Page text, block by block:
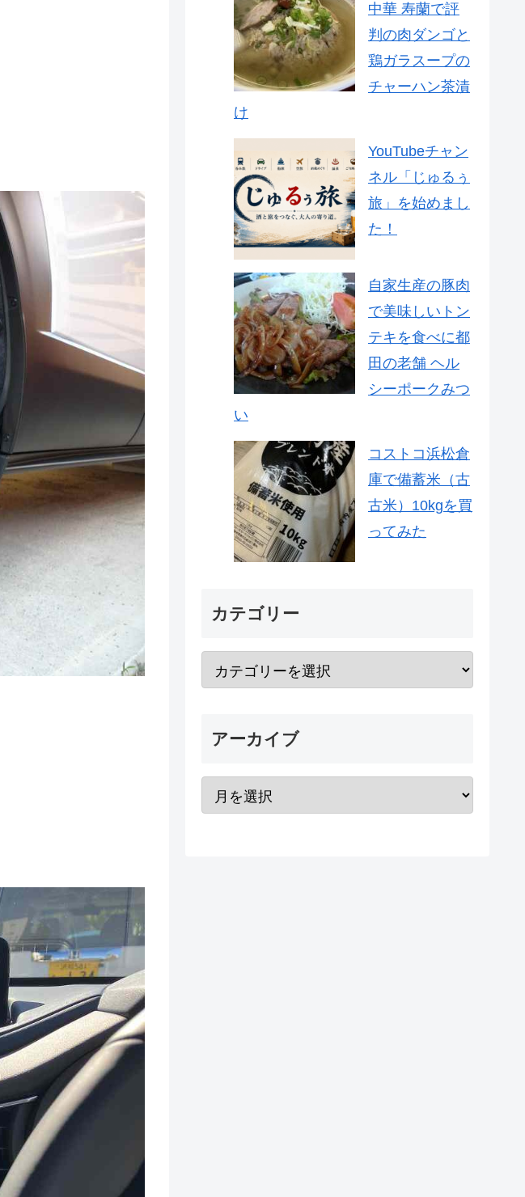
中華 寿蘭で評
判の肉ダンゴと
鶏ガラスープの
チャーハン茶漬
け
YouTubeチャン
ネル「じゅるぅ
旅」を始めまし
た！
自家生産の豚肉
で美味しいトン
テキを食べに都
田の老舗 ヘル
シーポークみつ
い
コストコ浜松倉
庫で備蓄米（古
古米）10kgを買
ってみた
カテゴリー
アーカイブ